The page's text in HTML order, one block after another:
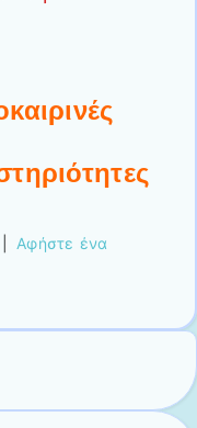
Αφήστε ένα